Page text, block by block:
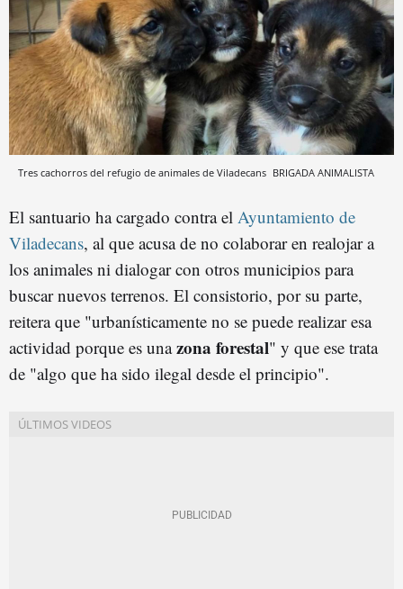
Tres cachorros del refugio de animales de Viladecans BRIGADA ANIMALISTA
El santuario ha cargado contra el Ayuntamiento de
Viladecans, al que acusa de no colaborar en realojar a
los animales ni dialogar con otros municipios para
buscar nuevos terrenos. El consistorio, por su parte,
reitera que "urbanísticamente no se puede realizar esa
actividad porque es unazona forestal" y que ese trata
de "algo que ha sido ilegal desde el principio".